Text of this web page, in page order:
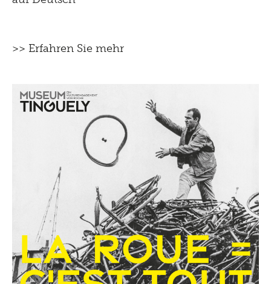
>> Erfahren Sie mehr